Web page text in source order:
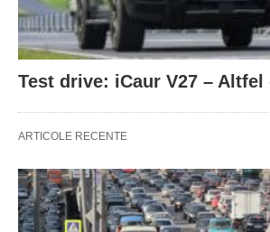
Test drive: iCaur V27 –
ARTICOLE RECENTE